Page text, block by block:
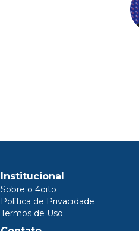
Institucional
Sobre o 4oito
Política de Privacidade
Termos de Uso